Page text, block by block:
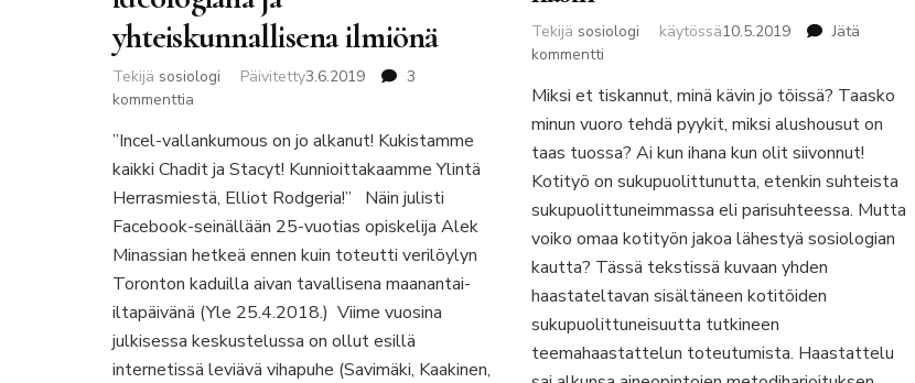
yhteiskunnallisena ilmiönä
Tekijä sosiologi Päivitetty3.6.2019
3
kommenttia
vaatimusten
painostamat. Incel varaventtiilinä,
ideologiana
yhteiskunnallisena
ilmiönä
”Incel-vallankumous on jo alkanut! Kukistamme
kaikki Chadit ja Stacyt! Kunnioittakaamme Ylintä
Herrasmiestä, Elliot Rodgeria!” Näin julisti
Facebook-seinällään 25-vuotias opiskelija Alek
Minassian hetkeä ennen kuin toteutti verilöylyn
Toronton kaduilla aivan tavallisena maanantai-
iltapäivänä (Yle 25.4.2018.) Viime vuosina
julkisessa keskustelussa on ollut esillä
internetissä leviävä vihapuhe (Savimäki, Kaakinen,
Tekijä sosiologi käytössä10.5.2019
Jätä
kommenttiartikkeliin
ja
hellan
välissä
teemahaastattelu
kotisohvalta
käsin
Miksi et tiskannut, minä kävin jo töissä? Taasko
minun vuoro tehdä pyykit, miksi alushousut on
taas tuossa? Ai kun ihana kun olit siivonnut!
Kotityö on sukupuolittunutta, etenkin suhteista
sukupuolittuneimmassa eli parisuhteessa. Mutta
voiko omaa kotityön jakoa lähestyä sosiologian
kautta? Tässä tekstissä kuvaan yhden
haastateltavan sisältäneen kotitöiden
sukupuolittuneisuutta tutkineen
teemahaastattelun toteutumista. Haastattelu